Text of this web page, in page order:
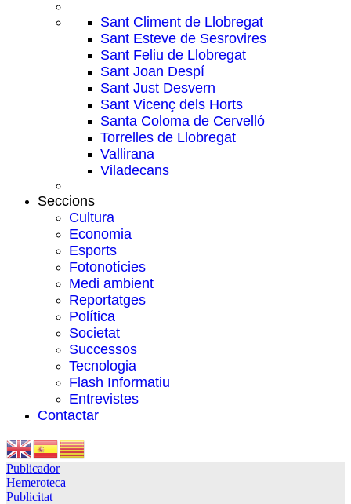
Sant Climent de Llobregat
Sant Esteve de Sesrovires
Sant Feliu de Llobregat
Sant Joan Despí
Sant Just Desvern
Sant Vicenç dels Horts
Santa Coloma de Cervelló
Torrelles de Llobregat
Vallirana
Viladecans
Seccions
Cultura
Economia
Esports
Fotonotícies
Medi ambient
Reportatges
Política
Societat
Successos
Tecnologia
Flash Informatiu
Entrevistes
Contactar
Publicador
Hemeroteca
Publicitat